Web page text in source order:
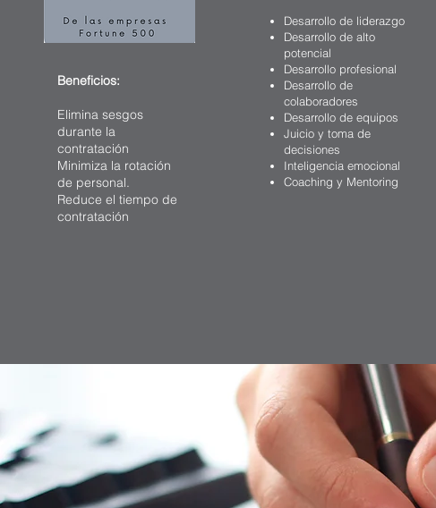
Beneficios:
Elimina sesgos
durante la
contratación
Minimiza la rotación
de personal.
Reduce el tiempo de
contratación
Desarrollo de liderazgo
Desarrollo de alto
potencial
Desarrollo profesional
Desarrollo de
colaboradores
Desarrollo de equipos
Juicio y toma de
decisiones
Inteligencia emocional
Coaching y Mentoring